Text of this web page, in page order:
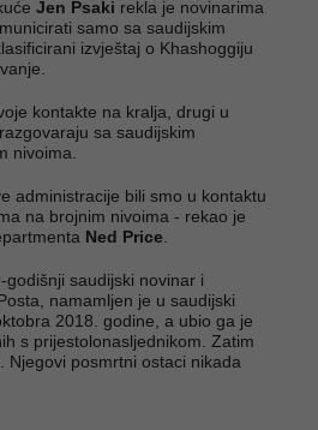
Jen Psaki rekla je novinarima
samo sa saudijskim
izvještaj o Khashoggiju
kontakte na kralja, drugi u
sa saudijskim
nivoima.
administracije bili smo u kontaktu
na brojnim nivoima - rekao je
Ned Price
saudijski novinar i
namamljen je u saudijski
2018. godine, a ubio ga je
s prijestolonasljednikom. Zatim
Njegovi posmrtni ostaci nikada